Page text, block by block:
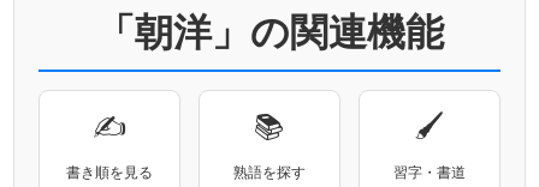
「朝洋」の関連機能
✍
書き順を見る
📚
熟語を探す
🖌
習字・書道